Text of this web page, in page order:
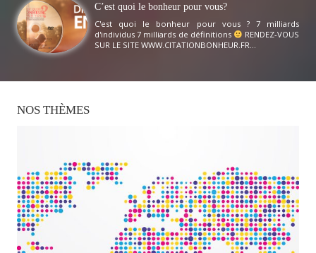
C’est quoi le bonheur pour vous?
C'est quoi le bonheur pour vous ? 7 milliards
d'individus 7 milliards de définitions
RENDEZ-VOUS
SUR LE SITE WWW.CITATIONBONHEUR.FR...
NOS THÈMES